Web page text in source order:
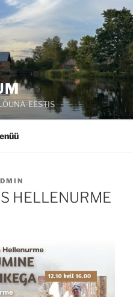
EESTIS
HELLENURME